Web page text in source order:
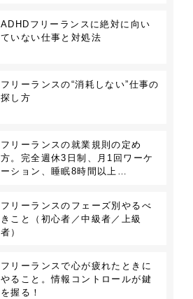
ADHDフリーランスに絶対に向い
ていない仕事と対処法
フリーランスの“消耗しない”仕事の
探し方
フリーランスの就業規則の定め
方。完全週休3日制、月1回ワーケ
ーション、睡眠8時間以上…
フリーランスのフェーズ別やるべ
きこと（初心者／中級者／上級
者）
フリーランスで心が疲れたときに
やること。情報コントロールが鍵
を握る！